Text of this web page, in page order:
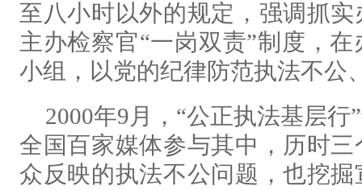
至八小时以外的规定，强调抓
主办检察官“一岗双责”制度，
小组，以党的纪律防范执法不公
2000年9月，“公正执法基层
全国百家媒体参与其中，历时
众反映的执法不公问题，也挖